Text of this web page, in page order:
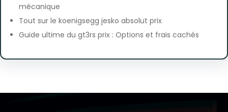
mécanique
Tout sur le koenigsegg jesko absolut prix
Guide ultime du gt3rs prix : Options et frais cachés